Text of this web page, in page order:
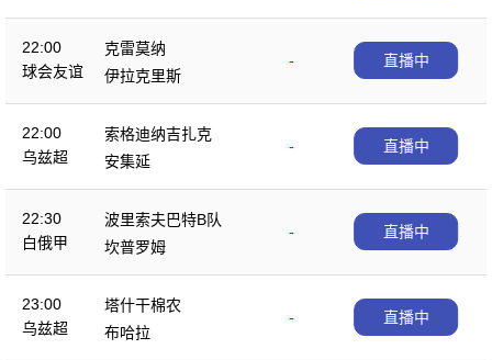
22:00
球会友谊
克雷莫纳
-
伊拉克里斯
直播中
22:00
乌兹超
索格迪纳吉扎克
-
安集延
直播中
22:30
白俄甲
波里索夫巴特B队
-
坎普罗姆
直播中
23:00
乌兹超
塔什干棉农
-
布哈拉
直播中